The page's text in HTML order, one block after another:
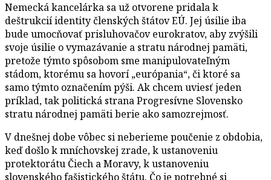
Nemecká kancelárka sa už otvorene pridala k
deštrukcií identity členských štátov EÚ. Jej úsilie iba
bude umocňovať prisluhovačov eurokratov, aby zvýšili
svoje úsilie o vymazávanie a stratu národnej pamäti,
pretože týmto spôsobom sme manipulovateľným
stádom, ktorému sa hovorí „európania“, či ktoré sa
samo týmto označením pýši. Ak chcem uviesť jeden
príklad, tak politická strana Progresívne Slovensko
stratu národnej pamäti berie ako samozrejmosť.
V dnešnej dobe vôbec si neberieme poučenie z obdobia,
keď došlo k mníchovskej zrade, k ustanoveniu
protektorátu Čiech a Moravy, k ustanoveniu
slovenského fašistického štátu. Čo je potrebné si